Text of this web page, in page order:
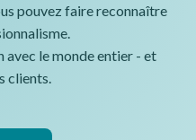
pouvez faire reconnaître
le monde entier - et
clients.